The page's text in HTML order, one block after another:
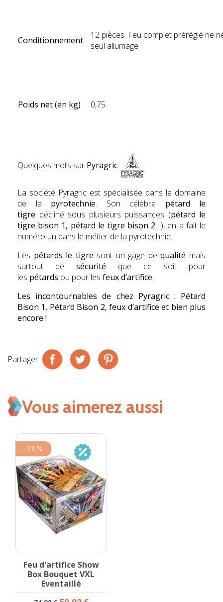
Conditionnement
12 pièces. Feu complet préréglé ne
seul allumage
Poids net (en kg) 0,75
Quelques mots sur Pyragric
La société Pyragric est spécialisée dans le domaine
de la pyrotechnie. Son célèbre pétard le
tigre décliné sous plusieurs puissances (pétard le
tigre bison 1, pétard le tigre bison 2…), en a fait le
numéro un dans le métier de la pyrotechnie.
Les pétards le tigre sont un gage dequalité mais
surtout de sécurité que ce soit pour
les pétards ou pour les feux d’artifice.
Les incontournables de chez Pyragric : Pétard
Bison 1, Pétard Bison 2, feux d’artifice et bien plus
encore !
Partager
Vous aimerez aussi
Feu d'artifice Show
Box Bouquet VXL
Eventaillé
-20%